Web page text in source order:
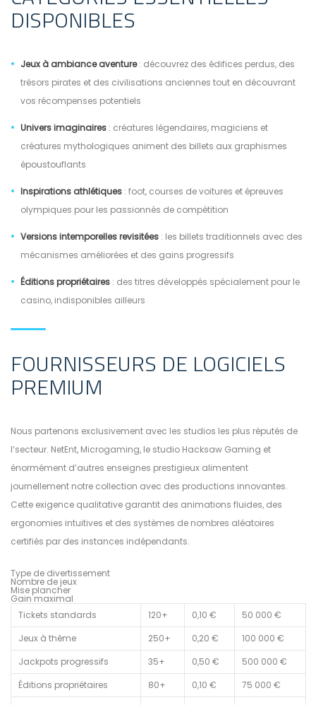
DISPONIBLES
Jeux à ambiance aventure: découvrez des édifices perdus, des
trésors pirates et des civilisations anciennes tout en découvrant
vos récompenses potentiels
Univers imaginaires : créatures légendaires, magiciens et
créatures mythologiques animent des billets aux graphismes
époustouflants
Inspirations athlétiques : foot, courses de voitures et épreuves
olympiques pour les passionnés de compétition
Versions intemporelles revisitées : les billets traditionnels avec des
mécanismes améliorées et des gains progressifs
Éditions propriétaires : des titres développés spécialement pour le
casino, indisponibles ailleurs
FOURNISSEURS DE LOGICIELS
PREMIUM
Nous partenons exclusivement avec les studios les plus réputés de
l’secteur. NetEnt, Microgaming, le studio Hacksaw Gaming et
énormément d’autres enseignes prestigieux alimentent
journellement notre collection avec des productions innovantes.
Cette exigence qualitative garantit des animations fluides, des
ergonomies intuitives et des systèmes de nombres aléatoires
certifiés par des instances indépendants.
Type de divertissement
Nombre de jeux
Mise plancher
Gain maximal
Tickets standards
120+ 0,10 €
50 000 €
Jeux à thème
250+ 0,20 €
100 000 €
Jackpots progressifs
35+ 0,50 €
500 000 €
Éditions propriétaires
80+ 0,10 €
75 000 €